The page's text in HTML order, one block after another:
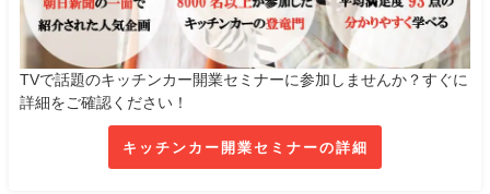
TVで話題のキッチンカー開業セミナーに参加しませんか？すぐに
詳細をご確認ください！
キッチンカー開業セミナーの詳細